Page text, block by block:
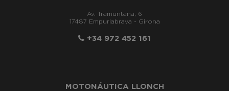
Av. Tramuntana, 6
17487 Empuriabrava - Girona
+34 972 452 161
MOTONÁUTICA LLONCH